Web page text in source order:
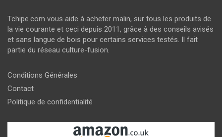
Tchipe.com vous aide à acheter malin, sur tous les produits de
la vie courante et ceci depuis 2011, grâce à des conseils avisés
et sans langue de bois pour certains services testés. Il fait
partie du réseau culture-fusion.
Conditions Générales
Contact
Politique de confidentialité